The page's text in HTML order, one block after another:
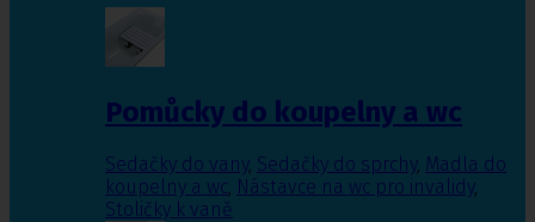
Pomůcky do koupelny a wc
Sedačky do vany, Sedačky do sprchy, Madla do
koupelny a wc, Nástavce na wc pro invalidy,
Stoličky k vaně